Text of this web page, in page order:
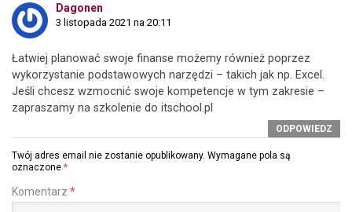
Dagonen
3 listopada 2021 na 20:11
Łatwiej planować swoje finanse możemy również poprzez
wykorzystanie podstawowych narzędzi – takich jak np. Excel.
Jeśli chcesz wzmocnić swoje kompetencje w tym zakresie –
zapraszamy na szkolenie do itschool.pl
ODPOWIEDZ
Twój adres email nie zostanie opublikowany. Wymagane pola są
oznaczone *
Komentarz *